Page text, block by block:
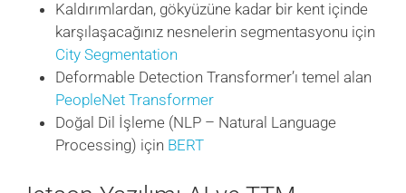
Kaldırımlardan, gökyüzüne kadar bir kent içinde
karşılaşacağınız nesnelerin segmentasyonu için
City Segmentation
Deformable Detection Transformer’ı temel alan
PeopleNet Transformer
Doğal Dil İşleme (NLP – Natural Language
Processing) için BERT